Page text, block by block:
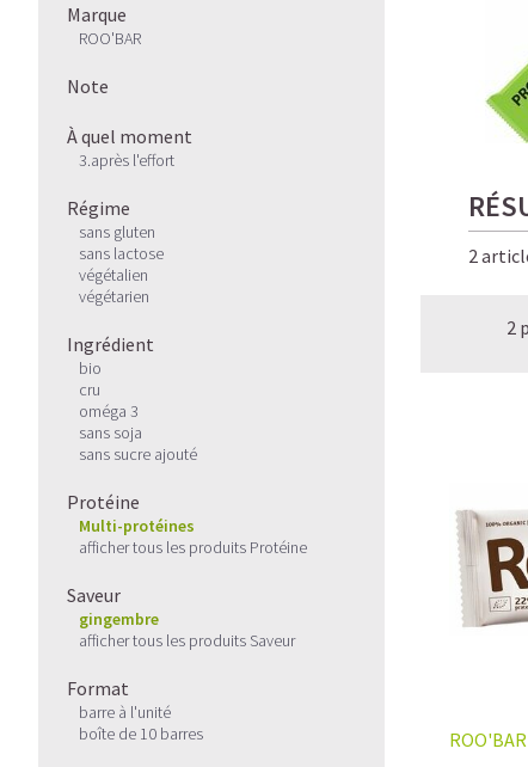
Marque
ROO'BAR
Note
À quel moment
3.après l'effort
Régime
sans gluten
sans lactose
végétalien
végétarien
Ingrédient
bio
cru
oméga 3
sans soja
sans sucre ajouté
Protéine
Multi-protéines
afficher tous les produits Protéine
Saveur
gingembre
afficher tous les produits Saveur
Format
barre à l'unité
boîte de 10 barres
2
2
ROO'BAR